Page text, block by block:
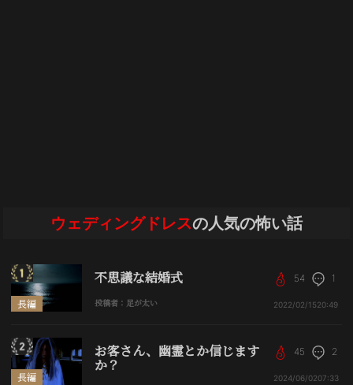
ウェディングドレスの人気の怖い話
長編
不思議な結婚式
投稿者：足が太い
54 1
2022/02/1520:49
長編
お客さん、幽霊とか信じます
か？
45 2
2024/06/0207:33